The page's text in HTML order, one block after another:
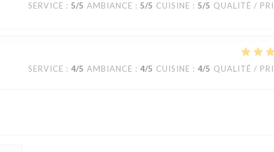
SERVICE : 5/5 AMBIANCE : 5/5 CUISINE : 5/5 QUALITÉ /
SERVICE : 4/5 AMBIANCE : 4/5 CUISINE : 4/5 QUALITÉ /